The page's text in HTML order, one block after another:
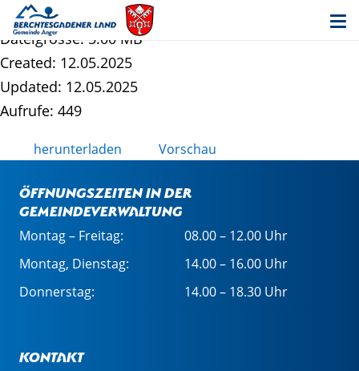
Gemeindereport Frühjahr 2025
Dateigrösse: 5.00 MB
Created: 12.05.2025
Updated: 12.05.2025
Aufrufe: 449
herunterladen Vorschau
Öffnungszeiten in der
Gemeindeverwaltung
Montag – Freitag:
08.00 – 12.00 Uhr
Montag, Dienstag:
14.00 – 16.00 Uhr
Donnerstag:
14.00 – 18.30 Uhr
Kontakt